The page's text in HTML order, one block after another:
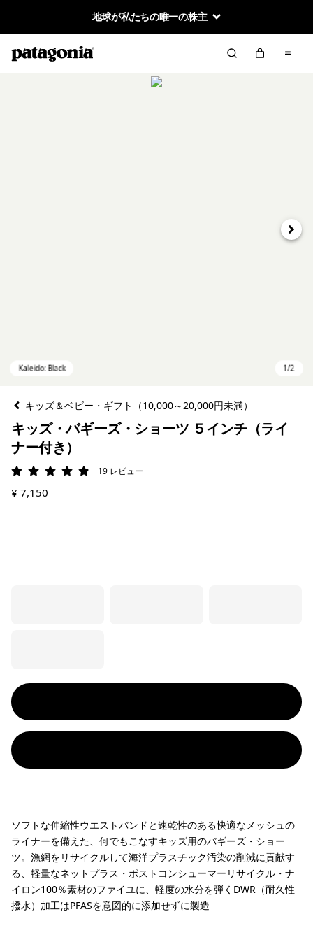
地球が私たちの唯一の株主
次へ
キッズ＆ベビー・ギフト（10,000～20,000円未満）
キッズ・バギーズ・ショーツ ５インチ（ライ
ナー付き）
評価: 4.9 / 5
19 レビュー
¥ 7,150
ソフトな伸縮性ウエストバンドと速乾性のある快適なメッシュの
ライナーを備えた、何でもこなすキッズ用のバギーズ・ショー
ツ。漁網をリサイクルして海洋プラスチック汚染の削減に貢献す
る、軽量なネットプラス・ポストコンシューマーリサイクル・ナ
イロン100％素材のファイユに、軽度の水分を弾くDWR（耐久性
撥水）加工はPFASを意図的に添加せずに製造